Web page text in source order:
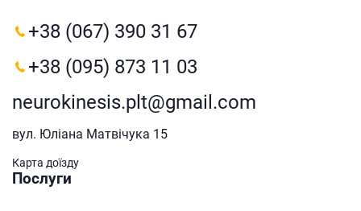
+38 (067) 390 31 67
+38 (095) 873 11 03
neurokinesis.plt@gmail.com
вул. Юліана Матвічука 15
Карта доїзду
Послуги